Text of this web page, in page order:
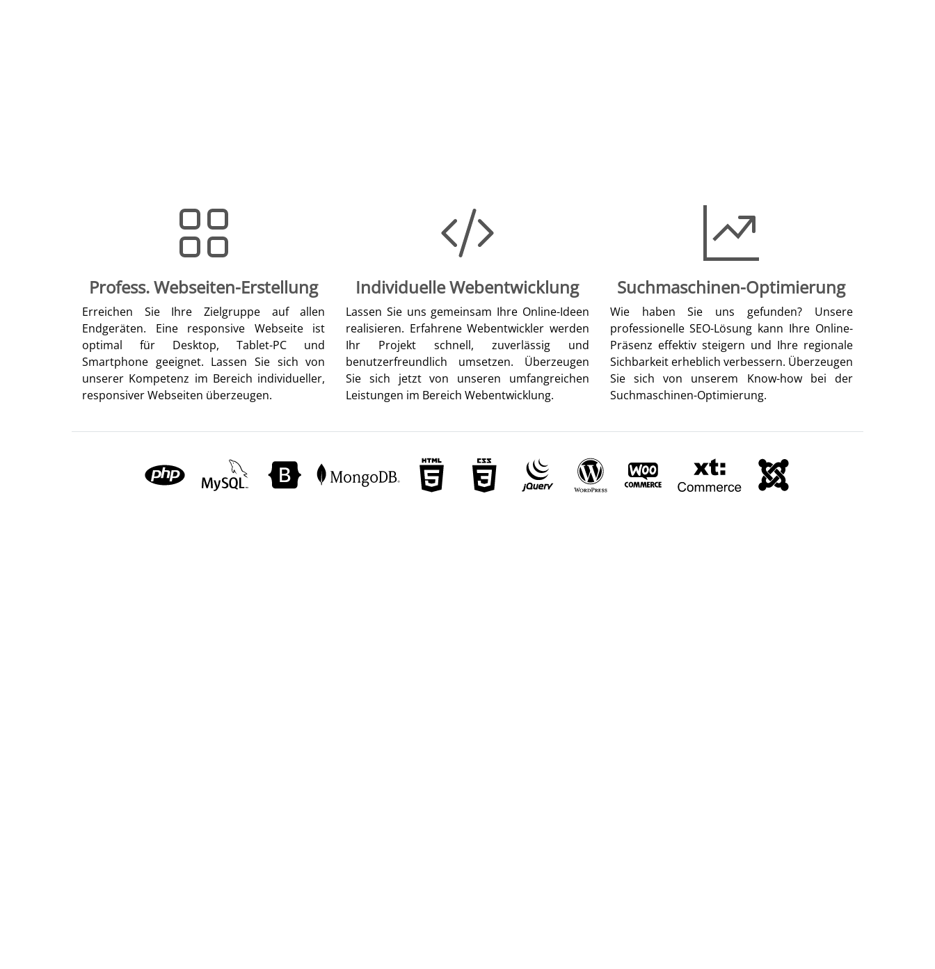
Profess. Webseiten-Erstellung
Erreichen Sie Ihre Zielgruppe auf allen
Endgeräten. Eine responsive Webseite ist
optimal für Desktop, Tablet-PC und
Smartphone geeignet. Lassen Sie sich von
unserer Kompetenz im Bereich individueller,
responsiver Webseiten überzeugen.
Individuelle Webentwicklung
Lassen Sie uns gemeinsam Ihre Online-Ideen
realisieren. Erfahrene Webentwickler werden
Ihr Projekt schnell, zuverlässig und
benutzerfreundlich umsetzen. Überzeugen
Sie sich jetzt von unseren umfangreichen
Leistungen im Bereich Webentwicklung.
Suchmaschinen-Optimierung
Wie haben Sie uns gefunden? Unsere
professionelle SEO-Lösung kann Ihre Online-
Präsenz effektiv steigern und Ihre regionale
Sichbarkeit erheblich verbessern. Überzeugen
Sie sich von unserem Know-how bei der
Suchmaschinen-Optimierung.